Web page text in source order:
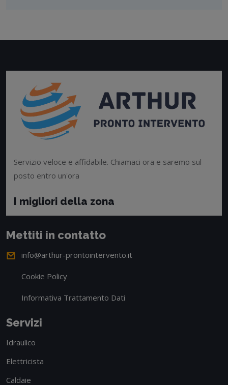
Servizio veloce e affidabile. Chiamaci ora e saremo sul
posto entro un'ora
I migliori della zona
Mettiti in contatto
info@arthur-prontointervento.it
Cookie Policy
Informativa Trattamento Dati
Servizi
Idraulico
Elettricista
Caldaie